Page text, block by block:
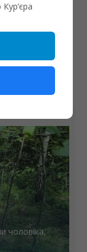
чоловіка,